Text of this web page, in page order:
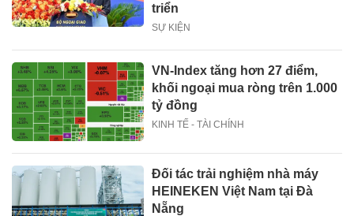
triển
SỰ KIỆN
VN-Index tăng hơn 27 điểm,
khối ngoại mua ròng trên 1.000
tỷ đồng
KINH TẾ - TÀI CHÍNH
Đối tác trải nghiệm nhà máy
HEINEKEN Việt Nam tại Đà
Nẵng